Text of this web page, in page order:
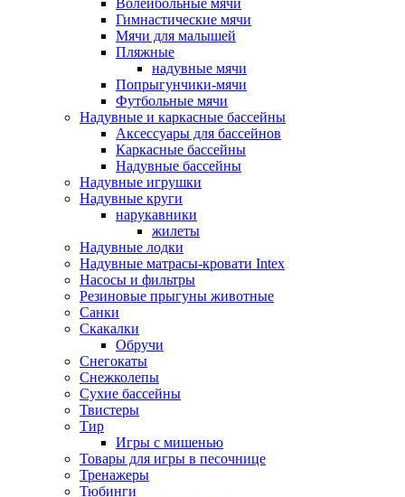
Волейбольные мячи
Гимнастические мячи
Мячи для малышей
Пляжные
надувные мячи
Попрыгунчики-мячи
Футбольные мячи
Надувные и каркасные бассейны
Аксессуары для бассейнов
Каркасные бассейны
Надувные бассейны
Надувные игрушки
Надувные круги
нарукавники
жилеты
Надувные лодки
Надувные матрасы-кровати Intex
Насосы и фильтры
Резиновые прыгуны животные
Санки
Скакалки
Обручи
Снегокаты
Снежколепы
Сухие бассейны
Твистеры
Тир
Игры с мишенью
Товары для игры в песочнице
Тренажеры
Тюбинги